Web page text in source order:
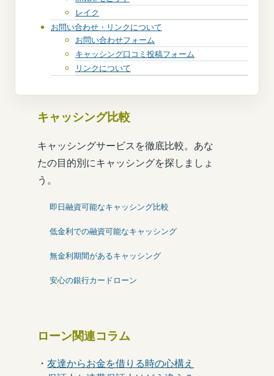
レイク
お問い合わせ・リンクについて
お問い合わせフォーム
キャッシング口コミ投稿フォーム
リンクについて
キャッシング比較
キャッシングサービスを徹底比較。あな
たの目的別にキャッシングを探しましょ
う。
即日融資可能なキャッシング比較
低金利での融資可能なキャッシング
無金利期間があるキャッシング
安心の銀行カードローン
ローン関連コラム
・友達からお金を借りる時の心構え